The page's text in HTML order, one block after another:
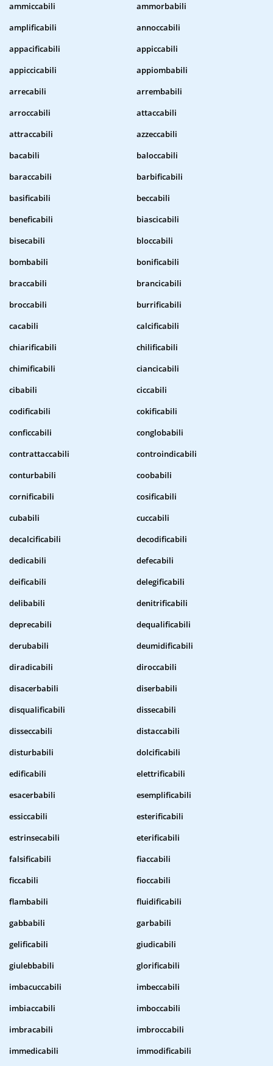
ammiccabili
ammorbabili
amplificabili
annoccabili
appacificabili
appiccabili
appiccicabili
appiombabili
arrecabili
arrembabili
arroccabili
attaccabili
attraccabili
azzeccabili
bacabili
baloccabili
baraccabili
barbificabili
basificabili
beccabili
beneficabili
biascicabili
bisecabili
bloccabili
bombabili
bonificabili
braccabili
brancicabili
broccabili
burrificabili
cacabili
calcificabili
chiarificabili
chilificabili
chimificabili
ciancicabili
cibabili
ciccabili
codificabili
cokificabili
conficcabili
conglobabili
contrattaccabili
controindicabili
conturbabili
coobabili
cornificabili
cosificabili
cubabili
cuccabili
decalcificabili
decodificabili
dedicabili
defecabili
deificabili
delegificabili
delibabili
denitrificabili
deprecabili
dequalificabili
derubabili
deumidificabili
diradicabili
diroccabili
disacerbabili
diserbabili
disqualificabili
dissecabili
disseccabili
distaccabili
disturbabili
dolcificabili
edificabili
elettrificabili
esacerbabili
esemplificabili
essiccabili
esterificabili
estrinsecabili
eterificabili
falsificabili
fiaccabili
ficcabili
fioccabili
flambabili
fluidificabili
gabbabili
garbabili
gelificabili
giudicabili
giulebbabili
glorificabili
imbacuccabili
imbeccabili
imbiaccabili
imboccabili
imbracabili
imbroccabili
immedicabili
immodificabili